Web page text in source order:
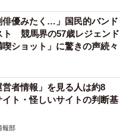
俳優みたく…」国民的バンド
ト 競馬界の57歳レジェンド
ショット」に驚きの声続々
者情報」を見る人は約8
ト・怪しいサイトの判断基
報部